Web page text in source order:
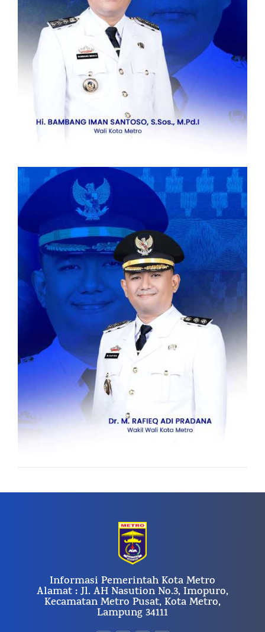
Informasi Pemerintah Kota Metro
Alamat : Jl. AH Nasution No.3, Imopuro,
Kecamatan Metro Pusat, Kota Metro,
Lampung 34111